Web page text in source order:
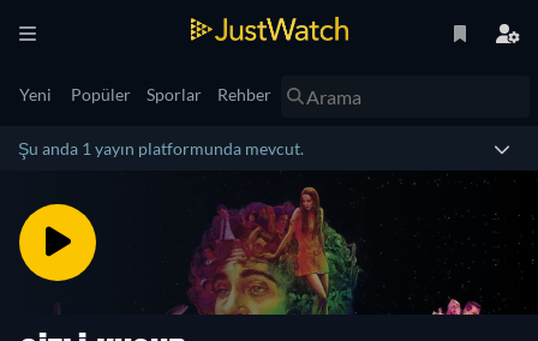
Yeni Popüler Sporlar Rehber
Şu anda 1 yayın platformunda mevcut.